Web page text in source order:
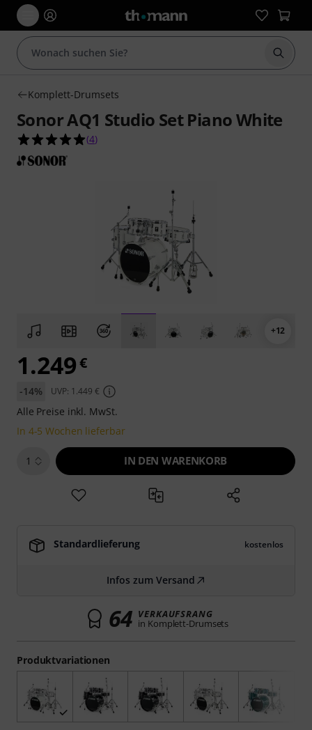
Suche
Komplett-Drumsets
Sonor AQ1 Studio Set Piano White
5.0 von 5 Sternen aus 4 Kundenbewertungen
(4)
+12
Produktvariationen
1.249€
-14% UVP: 1.449 €
Alle Preise inkl. MwSt.
In 4-5 Wochen lieferbar
1 IN DEN WARENKORB
Standardlieferung kostenlos
Infos zum Versand
64 VERKAUFSRANG
in Komplett-Drumsets